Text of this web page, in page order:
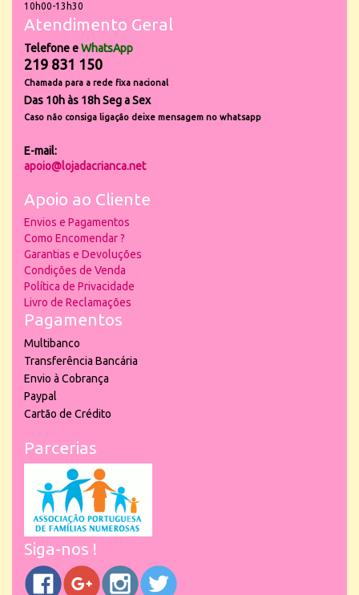
10h00-13h30
Atendimento Geral
Telefone eWhatsApp
219 831 150
Chamada para a rede fixa nacional
Das 10h às 18h Seg a Sex
Caso não consiga ligação deixe mensagem no whatsapp
E-mail:
apoio@lojadacrianca.net
Apoio ao Cliente
Envios e Pagamentos
Como Encomendar ?
Garantias e Devoluções
Condições de Venda
Política de Privacidade
Livro de Reclamações
Pagamentos
Multibanco
Transferência Bancária
Envio à Cobrança
Paypal
Cartão de Crédito
Parcerias
Siga-nos !